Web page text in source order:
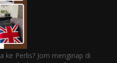
ke Perlis? Jom menginap di